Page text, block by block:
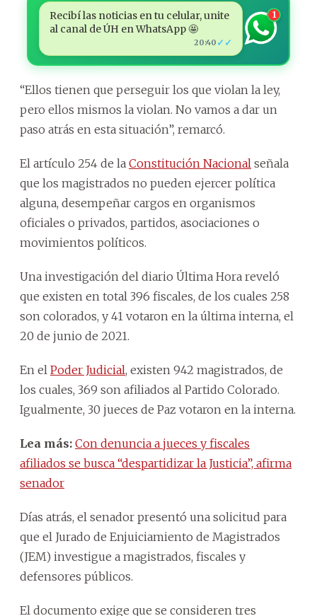
Recibí las noticias en tu celular, unite
al canal de ÚH en WhatsApp 🤩
20:40 ✓✓
1
“Ellos tienen que perseguir los que violan la ley,
pero ellos mismos la violan. No vamos a dar un
paso atrás en esta situación”, remarcó.
El artículo 254 de la Constitución Nacional señala
que los magistrados no pueden ejercer política
alguna, desempeñar cargos en organismos
oficiales o privados, partidos, asociaciones o
movimientos políticos.
Una investigación del diario Última Hora reveló
que existen en total 396 fiscales, de los cuales 258
son colorados, y 41 votaron en la última interna, el
20 de junio de 2021.
En el Poder Judicial, existen 942 magistrados, de
los cuales, 369 son afiliados al Partido Colorado.
Igualmente, 30 jueces de Paz votaron en la interna.
Lea más: Con denuncia a jueces y fiscales
afiliados se busca “despartidizar la Justicia”, afirma
senador
Días atrás, el senador presentó una solicitud para
que el Jurado de Enjuiciamiento de Magistrados
(JEM) investigue a magistrados, fiscales y
defensores públicos.
El documento exige que se consideren tres